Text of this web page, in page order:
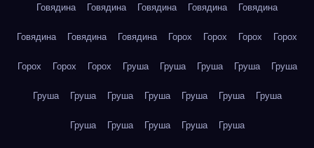
Говядина Говядина Говядина Говядина Говядина
Говядина Говядина Говядина Горох Горох Горох Горох
Горох Горох Горох Груша Груша Груша Груша Груша
Груша Груша Груша Груша Груша Груша Груша
Груша Груша Груша Груша Груша